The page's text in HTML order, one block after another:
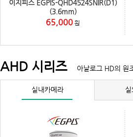
이지피스 EGPIS-QHD4524SNIR(D1)
(3.6mm)
65,000 원
AHD 시리즈 아날로그 HD의 원
실내카메라